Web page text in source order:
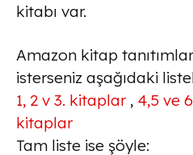
kitabı var.
Amazon kitap
isterseniz aşağıdaki
1, 2 v 3. kitaplar, 4,5 ve
kitaplar
Tam liste ise şöyle: